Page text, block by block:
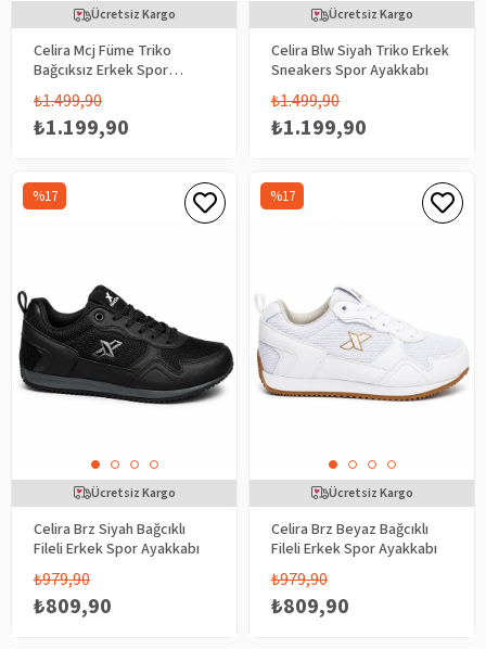
Celira Mcj Füme Triko
Bağcıksız Erkek Spor
Ayakkabı
₺1.199,90
₺1.499,90
Ücretsiz Kargo
Celira Blw Siyah Triko Erkek
Sneakers Spor Ayakkabı
₺1.199,90
₺1.499,90
Ücretsiz Kargo
Celira Brz Siyah Bağcıklı
Fileli Erkek Spor Ayakkabı
₺809,90
₺979,90
%17
Ücretsiz Kargo
Celira Brz Beyaz Bağcıklı
Fileli Erkek Spor Ayakkabı
₺809,90
₺979,90
%17
Ücretsiz Kargo